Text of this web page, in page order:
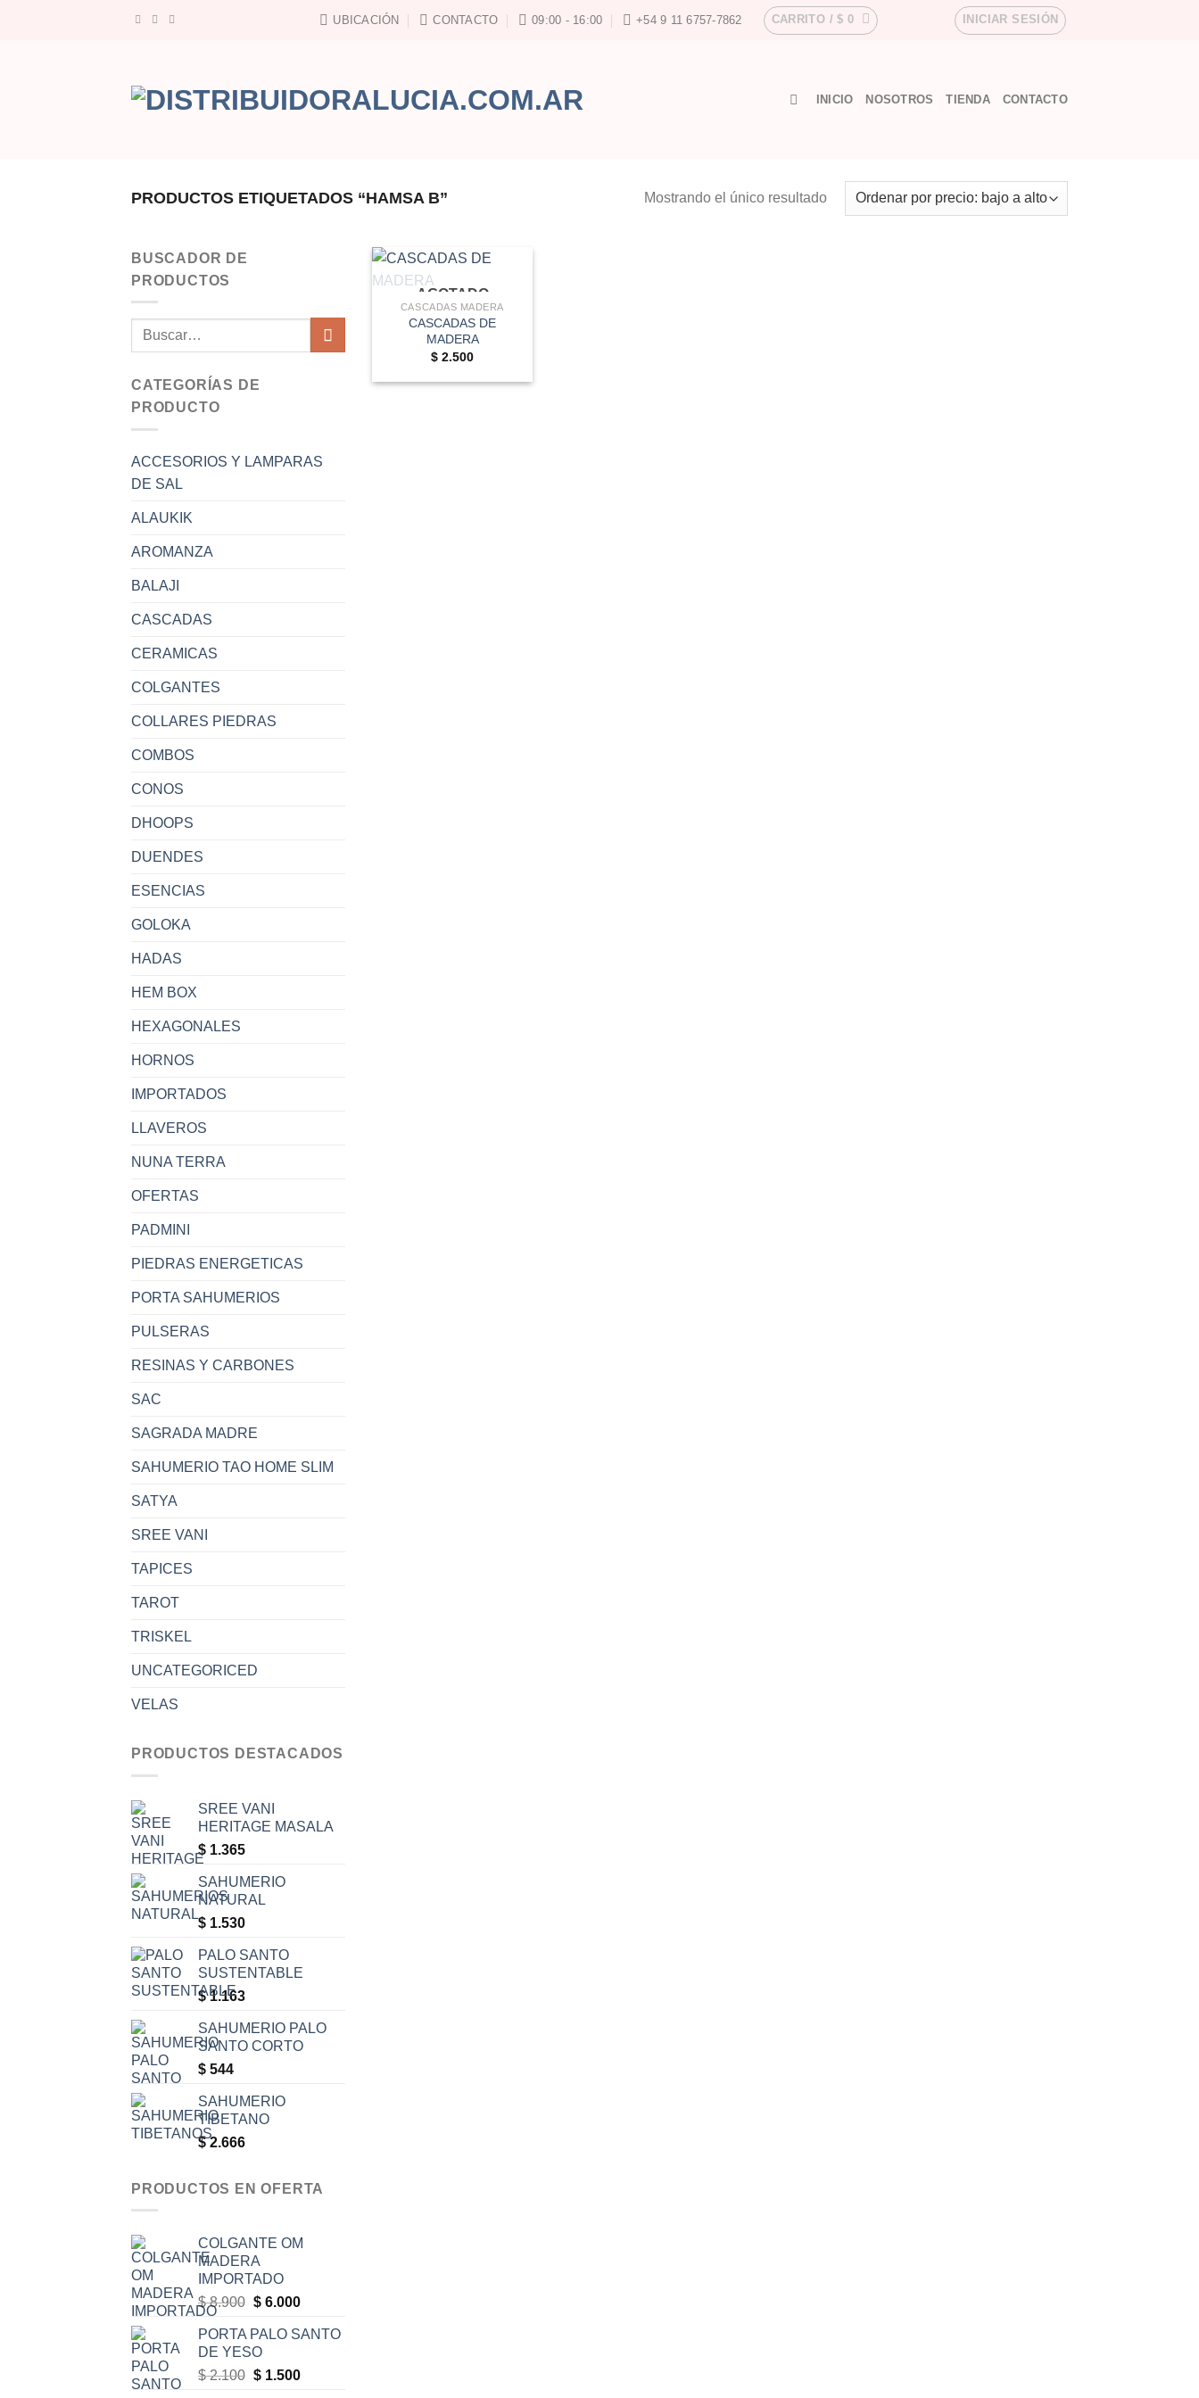
UBICACIÓN CONTACTO 09:00 - 16:00 +54 9 11 6757-7862 CARRITO /$ 0 INICIAR SESIÓN
INICIO NOSOTROS TIENDA CONTACTO
PRODUCTOS ETIQUETADOS “HAMSA B” Mostrando el único resultado
BUSCADOR DE
PRODUCTOS
Buscar
CATEGORÍAS DE
PRODUCTO
ACCESORIOS Y LAMPARAS
DE SAL
ALAUKIK
AROMANZA
BALAJI
CASCADAS
CERAMICAS
COLGANTES
COLLARES PIEDRAS
COMBOS
CONOS
DHOOPS
DUENDES
ESENCIAS
GOLOKA
HADAS
HEM BOX
HEXAGONALES
HORNOS
IMPORTADOS
LLAVEROS
NUNA TERRA
OFERTAS
PADMINI
PIEDRAS ENERGETICAS
PORTA SAHUMERIOS
PULSERAS
RESINAS Y CARBONES
SAC
SAGRADA MADRE
SAHUMERIO TAO HOME SLIM
SATYA
SREE VANI
TAPICES
TAROT
TRISKEL
UNCATEGORICED
VELAS
PRODUCTOS DESTACADOS
SREE VANI
HERITAGE MASALA
$ 1.365
SAHUMERIO
NATURAL
$ 1.530
PALO SANTO
SUSTENTABLE
$1.163
SAHUMERIO PALO
SANTO CORTO
$ 544
SAHUMERIO
TIBETANO
$2.666
PRODUCTOS EN OFERTA
COLGANTE OM
MADERA
IMPORTADO
$8.900 Original
was:
$ 8.900.
$6.000Current
is:
PORTA PALO SANTO
DE YESO
$2.100 Original
$1.500Current
AGOTADO
CASCADAS MADERA
CASCADAS DE
MADERA
$ 2.500